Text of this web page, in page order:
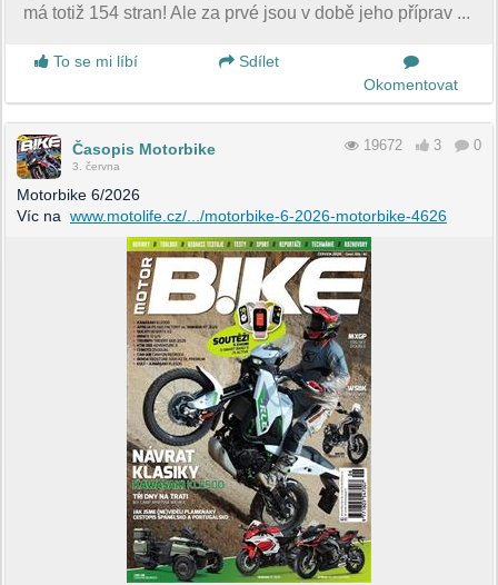
má totiž 154 stran! Ale za prvé jsou v době jeho příprav ...
To se mi líbí
Sdílet
Okomentovat
Časopis Motorbike
3. června
19672 3 0
Motorbike 6/2026
Víc na www.motolife.cz/.../motorbike-6-2026-motorbike-4626